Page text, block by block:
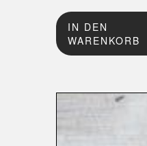
IN DEN
WARENKORB